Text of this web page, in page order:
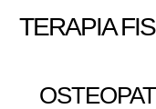
TERAPIA